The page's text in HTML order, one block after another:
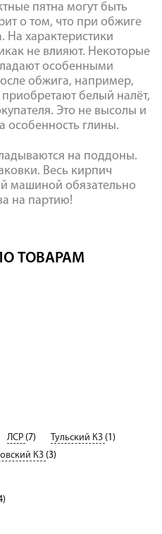
пятна могут быть
о том, что при обжиге
На характеристики
не влияют. Некоторые
особенными
обжига, например,
белый налёт,
Это не высолы и
особенность глины.
на поддоны.
Весь кирпич
машиной обязательно
на партию!
ТОВАРАМ
ЛСР (7) Тульский КЗ (1)
КЗ (3)